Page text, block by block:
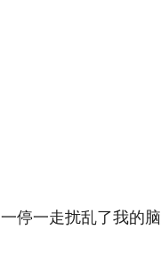
停一走扰乱了我的脑